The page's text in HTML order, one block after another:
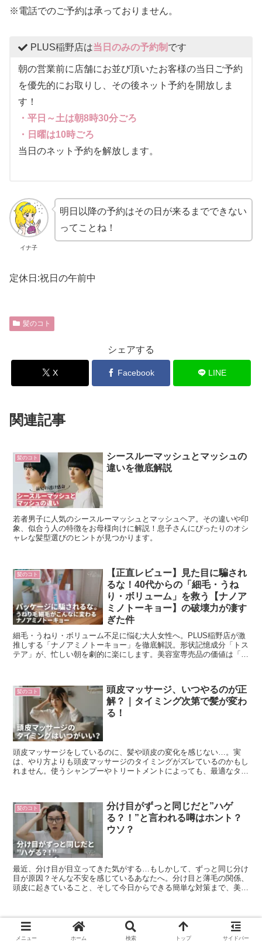
※電話でのご予約は承っておりません。
PLUS稲野店は当日のみの予約制 です
朝の営業前に店舗にお並び頂いたお客様の当日ご予約
を優先的にお取りし、その後ネット予約を開放しま
す！
・平日～土は朝8時30分ごろ
・日曜は10時ごろ
当日のネット予約を解放します。
イナ子
明日以降の予約はその日が来るまでできない
ってことね！
定休日:祝日の午前中
髪のコト
シェアする
X Facebook LINE
関連記事
髪のコト
シースルーマッシュとマッシュの
違いを徹底解説
若者男子に人気のシースルーマッシュとマッシュヘア。その違いや印
象、似合う人の特徴をお母様向けに解説！息子さんにぴったりのオシ
ャレな髪型選びのヒントが見つかります。
髪のコト
【正直レビュー】見た目に騙され
るな！40代からの「細毛・うね
り・ボリューム」を救う【ナノア
ミノトーキョー】の破壊力が凄す
ぎた件
細毛・うねり・ボリューム不足に悩む大人女性へ。PLUS稲野店が激
推しする「ナノアミノトーキョー」を徹底解説。形状記憶成分「トス
テア」が、忙しい朝を劇的に楽にします。美容室専売品の価値は「朝
髪のコト
頭皮マッサージ、いつやるのが正
解？｜タイミング次第で髪が変わ
る！
頭皮マッサージをしているのに、髪や頭皮の変化を感じない…。実
は、やり方よりも頭皮マッサージのタイミングがズレているのかもし
れません。使うシャンプーやトリートメントによっても、最適なタイ
髪のコト
分け目がずっと同じだと”ハゲ
る？！”と言われる噂はホント？
ウソ？
最近、分け目が目立ってきた気がする…もしかして、ずっと同じ分け
目が原因？そんな不安を感じているあなたへ。分け目と薄毛の関係、
頭皮に起きていること、そして今日からできる簡単な対策まで、美容
髪のコト
【前髪】シースルーバングを失敗
する原因｜後悔しない切り方とス
メニュー ホーム 検索 トップ サイドバー